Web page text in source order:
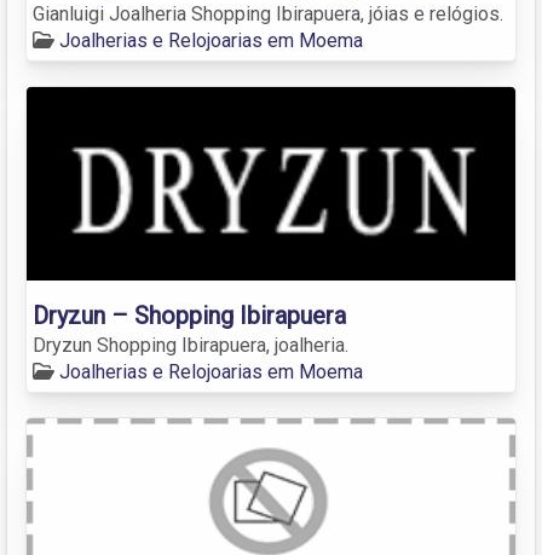
Gianluigi Joalheria Shopping Ibirapuera, jóias e relógios.
Joalherias e Relojoarias em Moema
Dryzun – Shopping Ibirapuera
Dryzun Shopping Ibirapuera, joalheria.
Joalherias e Relojoarias em Moema